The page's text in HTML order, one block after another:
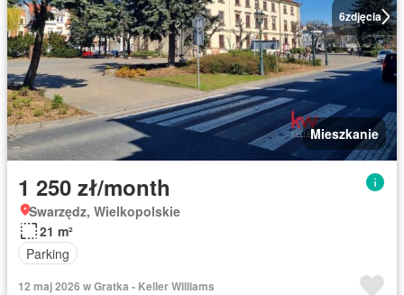
6zdjęcia
Mieszkanie
1 250 zł/month
Swarzędz, Wielkopolskie
21 m²
Parking
12 maj 2026 w Gratka - Keller Williams